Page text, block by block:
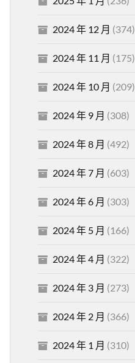
2024 年 12 月 (374)
2024 年 11 月 (175)
2024 年 10 月 (209)
2024 年 9 月 (308)
2024 年 8 月 (492)
2024 年 7 月 (603)
2024 年 6 月 (303)
2024 年 5 月 (166)
2024 年 4 月 (322)
2024 年 3 月 (273)
2024 年 2 月 (366)
2024 年 1 月 (310)